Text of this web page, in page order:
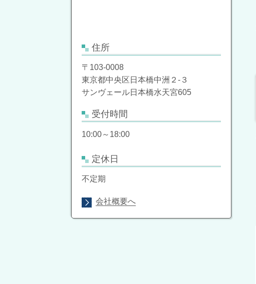
住所
〒103-0008
東京都中央区日本橋中洲２-３
サンヴェール日本橋水天宮605
受付時間
10:00～18:00
定休日
不定期
会社概要へ